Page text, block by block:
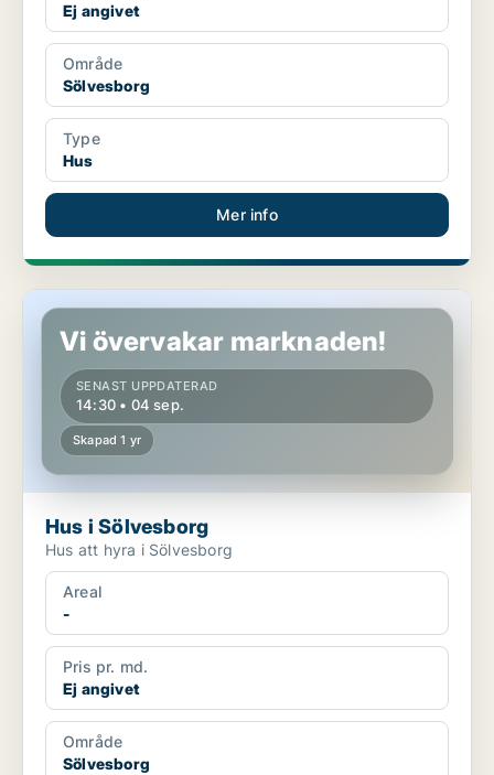
Ej angivet
Område
Sölvesborg
Type
Hus
Mer info
Hus i Sölvesborg
Vi övervakar marknaden!
SENAST UPPDATERAD
14:30 • 04 sep.
Skapad 1 yr
Hus i Sölvesborg
Hus att hyra i Sölvesborg
Areal
-
Pris pr. md.
Ej angivet
Område
Sölvesborg